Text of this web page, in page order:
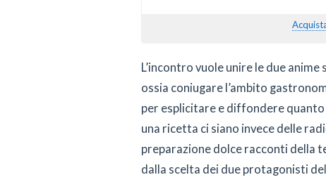
L’incontro vuole unire le due
ossia coniugare l’ambito
per esplicitare e diffondere quanto
una ricetta ci siano invece delle
preparazione dolce racconti della
dalla scelta dei due protagonisti